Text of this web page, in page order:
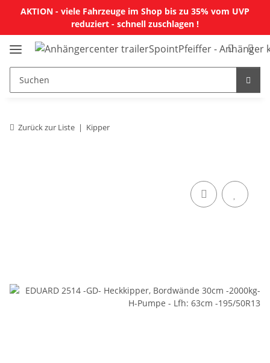
AKTION - viele Fahrzeuge im Shop bis zu 35% vom UVP
reduziert - schnell zuschlagen !
Zurück zur Liste Kipper